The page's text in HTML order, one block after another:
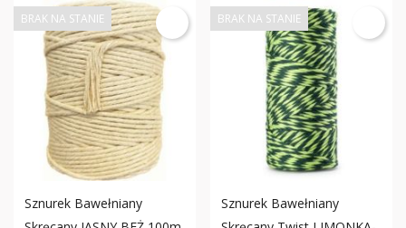
Sznurek Bawełniany
BRAK NA STANIE
Sznurek Bawełniany
BRAK NA STANIE